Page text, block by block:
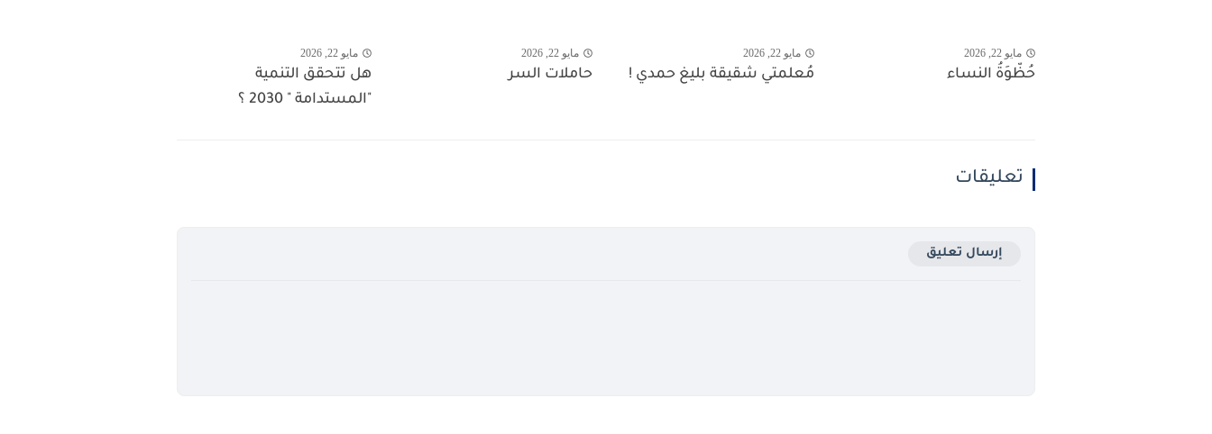
مايو 22, 2026
حُظّوَةُ النساء
مايو 22, 2026
مُعلمتي شقيقة بليغ حمدي !
مايو 22, 2026
حاملات السر
مايو 22, 2026
هل تتحقق التنمية
"المستدامة " 2030 ؟
تعليقات
إرسال تعليق